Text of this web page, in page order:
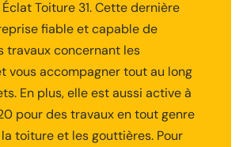
Toiture 31. Cette dernière
fiable et capable de
travaux concernant les
vous accompagner tout au long
En plus, elle est aussi active à
pour des travaux en tout genre
toiture et les gouttières. Pour